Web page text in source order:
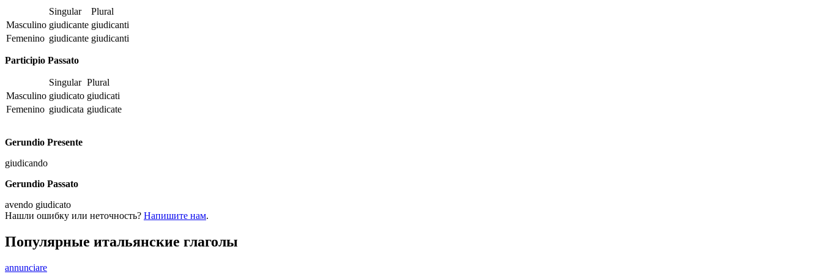
Singular
Plural
Masculino giudicante giudicanti
Femenino giudicante giudicanti
Participio Passato
Singular Plural
Masculino giudicato giudicati
Femenino giudicata giudicate
Gerundio Presente
giudicando
Gerundio Passato
avendo giudicato
Нашли ошибку или неточность? Напишите нам.
Популярные итальянские глаголы
annunciare